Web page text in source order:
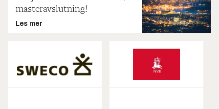
masteravslutning!
Les mer